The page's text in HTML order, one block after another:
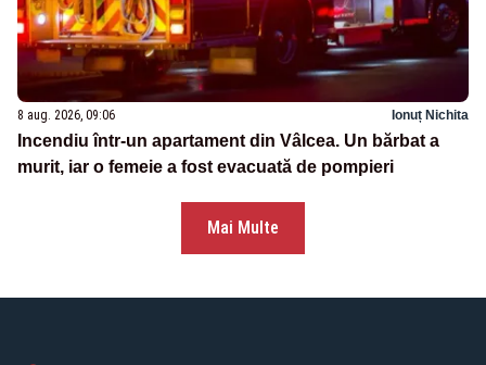
8 aug. 2026, 09:06 Ionuț Nichita
Incendiu într-un apartament din Vâlcea. Un bărbat a
murit, iar o femeie a fost evacuată de pompieri
Mai Multe